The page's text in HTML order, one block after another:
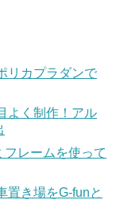
リカプラダンで
よく制作！アル
レームを使って
置き場をG-funと